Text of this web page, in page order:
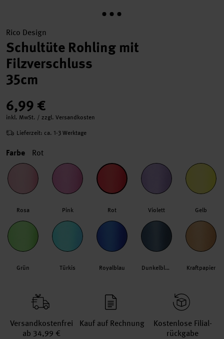
Rico Design
Schultüte Rohling mit
Filzverschluss
35cm
6,99 €
inkl. MwSt. / zzgl. Versandkosten
Lieferzeit: ca. 1-3 Werktage
Farbe Rot
Rosa Pink Rot Violett Gelb
Grün Türkis Royalblau Dunkelblau Kraftpapier
Versand­kosten­frei
ab 34,99 €
Kauf auf Rechnung
Kosten­lose Filial­
rückgabe